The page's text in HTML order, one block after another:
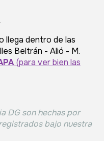
llega dentro de las
Beltrán - Alió - M.
(para ver bien las
DG son hechas por
bajo nuestra